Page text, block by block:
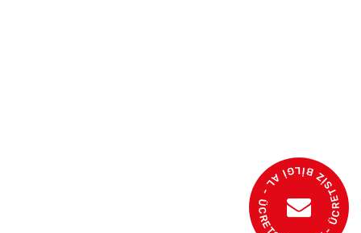
- ÜCRETSİZ BİLGİ AL - ÜCRETSİZ İSTEK